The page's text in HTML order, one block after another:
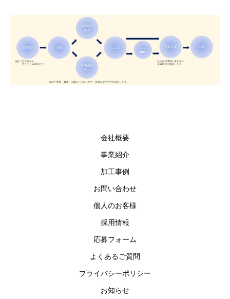
会社概要
事業紹介
加工事例
お問い合わせ
個人のお客様
採用情報
応募フォーム
よくあるご質問
プライバシーポリシー
お知らせ